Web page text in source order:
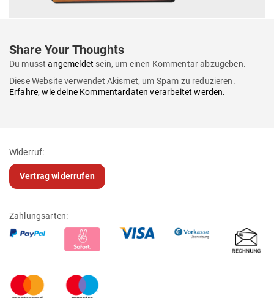
Share Your Thoughts
Du musstangemeldet sein, um einen Kommentar abzugeben.
Diese Website verwendet Akismet, um Spam zu reduzieren.
Erfahre, wie deine Kommentardaten verarbeitet werden.
Widerruf:
Vertrag widerrufen
Zahlungsarten: